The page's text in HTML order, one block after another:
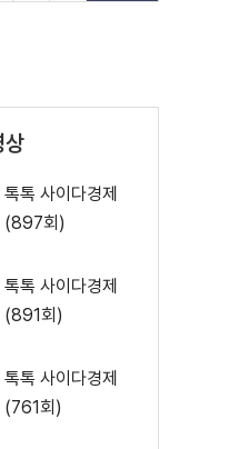
상
톡톡 사이다경제
(897회)
톡톡 사이다경제
(891회)
톡톡 사이다경제
(761회)